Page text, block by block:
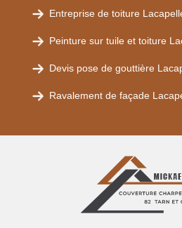
Entreprise de toiture
Peinture sur tuile et toiture
Devis pose de gouttière
Ravalement de façade